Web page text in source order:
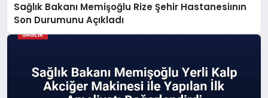
Sağlık Bakanı Memişoğlu Rize Şehir Hastanesiının
Son Durumunu Açıkladı